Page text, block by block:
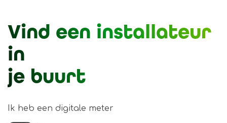
Vind een installateur
in
je buurt
Ik heb een digitale meter